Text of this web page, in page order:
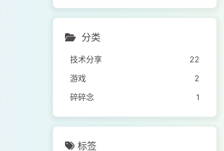
分类
技术分享
22
游戏
2
碎碎念
1
标签